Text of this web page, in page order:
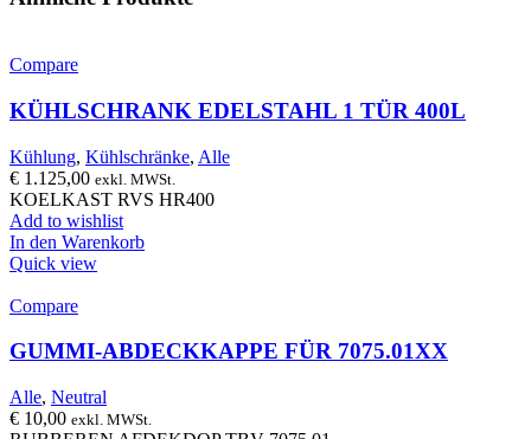
Compare
KÜHLSCHRANK EDELSTAHL 1 TÜR 400L
Kühlung, Kühlschränke, Alle
€ 1.125,00 exkl. MWSt.
KOELKAST RVS HR400
Add to wishlist
In den Warenkorb
Quick view
Compare
GUMMI-ABDECKKAPPE FÜR 7075.01XX
Alle, Neutral
€ 10,00 exkl. MWSt.